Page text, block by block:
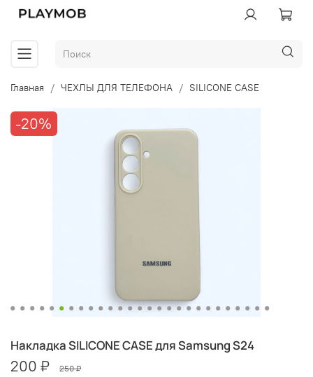
Главная ЧЕХЛЫ ДЛЯ ТЕЛЕФОНА SILICONE CASE
-20%
Накладка SILICONE CASE для Samsung S24
200 ₽ 250 ₽